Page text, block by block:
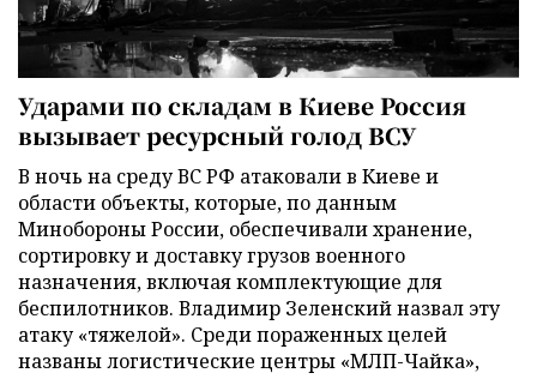
Ударами по складам в Киеве Россия
вызывает ресурсный голод ВСУ
В ночь на среду ВС РФ атаковали в Киеве и
области объекты, которые, по данным
Минобороны России, обеспечивали хранение,
сортировку и доставку грузов военного
назначения, включая комплектующие для
беспилотников. Владимир Зеленский назвал эту
атаку «тяжелой». Среди пораженных целей
названы логистические центры «МЛП-Чайка»,